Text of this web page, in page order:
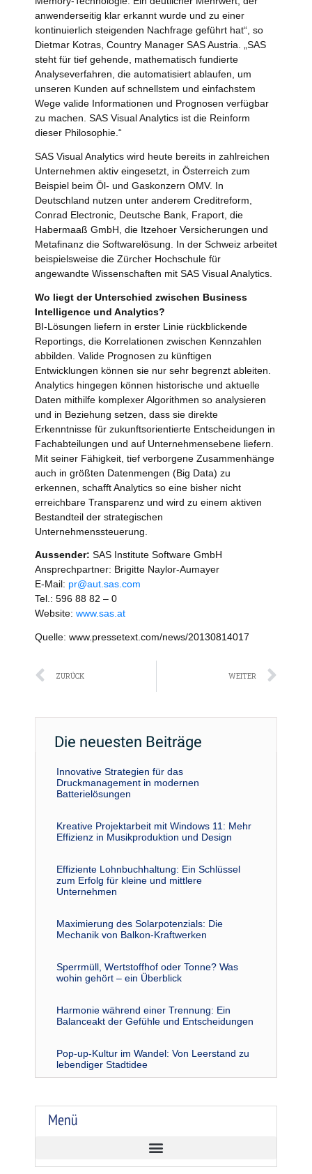
anwenderseitig klar erkannt wurde und zu einer
kontinuierlich steigenden Nachfrage geführt hat“, so
Dietmar Kotras, Country Manager SAS Austria. „SAS
steht für tief gehende, mathematisch fundierte
Analyseverfahren, die automatisiert ablaufen, um
unseren Kunden auf schnellstem und einfachstem
Wege valide Informationen und Prognosen verfügbar
zu machen. SAS Visual Analytics ist die Reinform
dieser Philosophie.“
SAS Visual Analytics wird heute bereits in zahlreichen
Unternehmen aktiv eingesetzt, in Österreich zum
Beispiel beim Öl- und Gaskonzern OMV. In
Deutschland nutzen unter anderem Creditreform,
Conrad Electronic, Deutsche Bank, Fraport, die
Habermaaß GmbH, die Itzehoer Versicherungen und
Metafinanz die Softwarelösung. In der Schweiz arbeitet
beispielsweise die Zürcher Hochschule für
angewandte Wissenschaften mit SAS Visual Analytics.
Wo liegt der Unterschied zwischen Business
Intelligence und Analytics?
BI-Lösungen liefern in erster Linie rückblickende
Reportings, die Korrelationen zwischen Kennzahlen
abbilden. Valide Prognosen zu künftigen
Entwicklungen können sie nur sehr begrenzt ableiten.
Analytics hingegen können historische und aktuelle
Daten mithilfe komplexer Algorithmen so analysieren
und in Beziehung setzen, dass sie direkte
Erkenntnisse für zukunftsorientierte Entscheidungen in
Fachabteilungen und auf Unternehmensebene liefern.
Mit seiner Fähigkeit, tief verborgene Zusammenhänge
auch in größten Datenmengen (Big Data) zu
erkennen, schafft Analytics so eine bisher nicht
erreichbare Transparenz und wird zu einem aktiven
Bestandteil der strategischen
Unternehmenssteuerung.
Aussender: SAS Institute Software GmbH
Ansprechpartner: Brigitte Naylor-Aumayer
E-Mail: pr@aut.sas.com
Tel.: 596 88 82 – 0
Website: www.sas.at
Quelle: www.pressetext.com/news/20130814017
Zurück
ZURÜCK WEITER
Die neuesten Beiträge
Innovative Strategien für das
Druckmanagement in modernen
Batterielösungen
Kreative Projektarbeit mit Windows 11: Mehr
Effizienz in Musikproduktion und Design
Effiziente Lohnbuchhaltung: Ein Schlüssel
zum Erfolg für kleine und mittlere
Unternehmen
Maximierung des Solarpotenzials: Die
Mechanik von Balkon-Kraftwerken
Sperrmüll, Wertstoffhof oder Tonne? Was
wohin gehört – ein Überblick
Harmonie während einer Trennung: Ein
Balanceakt der Gefühle und Entscheidungen
Pop-up-Kultur im Wandel: Von Leerstand zu
lebendiger Stadtidee
Menü